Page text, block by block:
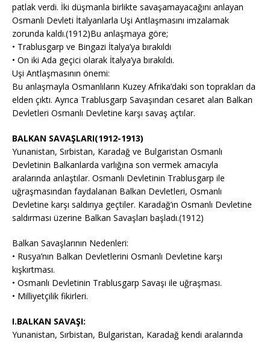
patlak verdi. İki düşmanla birlikte savaşamayacağını anlayan
Osmanlı Devleti İtalyanlarla Uşi Antlaşmasını imzalamak
zorunda kaldı.(1912)Bu anlaşmaya göre;
• Trablusgarp ve Bingazi İtalya’ya bırakıldı
• On iki Ada geçici olarak İtalya’ya bırakıldı.
Uşi Antlaşmasının önemi:
Bu anlaşmayla Osmanlıların Kuzey Afrika’daki son toprakları da
elden çıktı. Ayrıca Trablusgarp Savaşından cesaret alan Balkan
Devletleri Osmanlı Devletine karşı savaş açtılar.
BALKAN SAVAŞLARI(1912-1913)
Yunanistan, Sırbistan, Karadağ ve Bulgaristan Osmanlı
Devletinin Balkanlarda varlığına son vermek amacıyla
aralarında anlaştılar. Osmanlı Devletinin Trablusgarp ile
uğraşmasından faydalanan Balkan Devletleri, Osmanlı
Devletine karşı saldırıya geçtiler. Karadağ’ın Osmanlı Devletine
saldırması üzerine Balkan Savaşları başladı.(1912)
Balkan Savaşlarının Nedenleri:
• Rusya’nın Balkan Devletlerini Osmanlı Devletine karşı
kışkırtması.
• Osmanlı Devletinin Trablusgarp Savaşı ile uğraşması.
• Milliyetçilik fikirleri.
I.BALKAN SAVAŞI:
Yunanistan, Sırbistan, Bulgaristan, Karadağ kendi aralarında